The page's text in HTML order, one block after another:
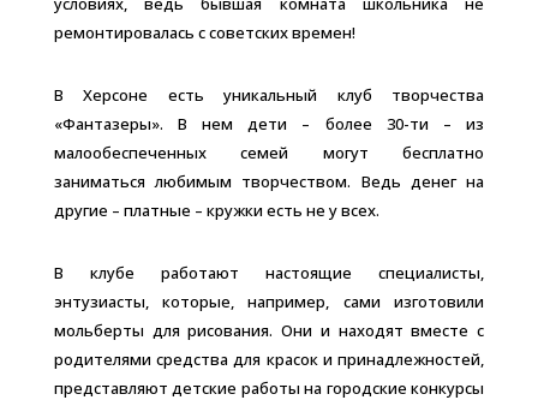
ремонтировалась с советских времен!
В Херсоне есть уникальный клуб творчества
«Фантазеры». В нем дети – более 30-ти – из
малообеспеченных семей могут бесплатно
заниматься любимым творчеством. Ведь денег на
другие – платные – кружки есть не у всех.
В клубе работают настоящие специалисты,
энтузиасты, которые, например, сами изготовили
мольберты для рисования. Они и находят вместе с
родителями средства для красок и принадлежностей,
представляют детские работы на городские конкурсы